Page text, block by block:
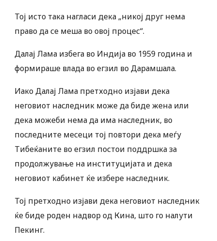
Тој исто така нагласи дека „никој друг нема
право да се меша во овој процес“.
Далај Лама избега во Индија во 1959 година и
формираше влада во егзил во Дарамшала.
Иако Далај Лама претходно изјави дека
неговиот наследник може да биде жена или
дека можеби нема да има наследник, во
последните месеци тој повтори дека меѓу
Тибеќаните во егзил постои поддршка за
продолжување на институцијата и дека
неговиот кабинет ќе избере наследник.
Тој претходно изјави дека неговиот наследник
ќе биде роден надвор од Кина, што го налути
Пекинг.